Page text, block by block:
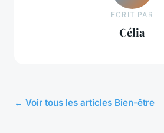
ECRIT PAR
Célia
← Voir tous les articles Bien-être